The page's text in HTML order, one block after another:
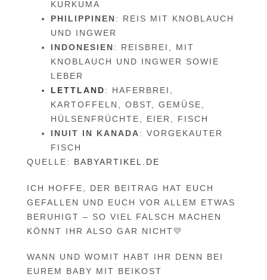
KURKUMA
PHILIPPINEN: REIS MIT KNOBLAUCH
UND INGWER
INDONESIEN: REISBREI, MIT
KNOBLAUCH UND INGWER SOWIE
LEBER
LETTLAND: HAFERBREI,
KARTOFFELN, OBST, GEMÜSE,
HÜLSENFRÜCHTE, EIER, FISCH
INUIT IN KANADA: VORGEKAUTER
FISCH
QUELLE: BABYARTIKEL.DE
ICH HOFFE, DER BEITRAG HAT EUCH
GEFALLEN UND EUCH VOR ALLEM ETWAS
BERUHIGT – SO VIEL FALSCH MACHEN
KÖNNT IHR ALSO GAR NICHT💛
WANN UND WOMIT HABT IHR DENN BEI
EUREM BABY MIT BEIKOST